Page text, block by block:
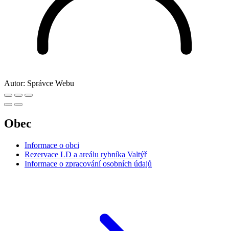
Autor: Správce Webu
Obec
Informace o obci
Rezervace LD a areálu rybníka Valtýř
Informace o zpracování osobních údajů